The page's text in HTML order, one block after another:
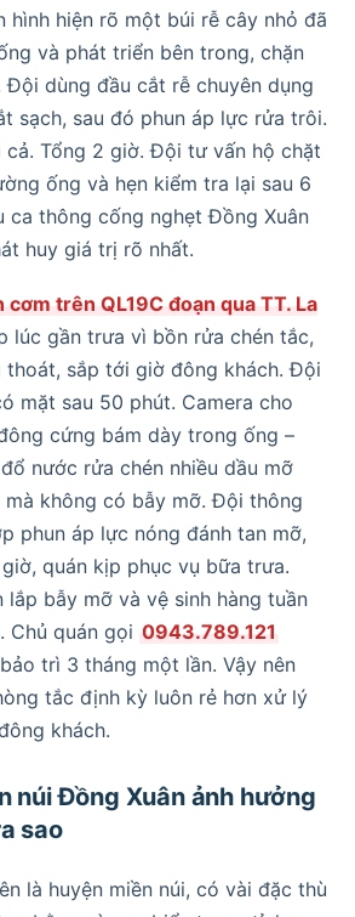
hình hiện rõ một búi rễ cây nhỏ đã
và phát triển bên trong, chặn
dùng đầu cắt rễ chuyên dụng
sạch, sau đó phun áp lực rửa trôi.
cả. Tổng 2 giờ. Đội tư vấn hộ chặt
ống và hẹn kiểm tra lại sau 6
ca thông cống nghẹt Đồng Xuân
huy giá trị rõ nhất.
cơm trên QL19C đoạn qua TT. La
lúc gần trưa vì bồn rửa chén tắc,
thoát, sắp tới giờ đông khách. Đội
mặt sau 50 phút. Camera cho
cứng bám dày trong ống –
nước rửa chén nhiều dầu mỡ
không có bẫy mỡ. Đội thông
phun áp lực nóng đánh tan mỡ,
quán kịp phục vụ bữa trưa.
lắp bẫy mỡ và vệ sinh hàng tuần
Chủ quán gọi 0943.789.121
trì 3 tháng một lần. Vậy nên
tắc định kỳ luôn rẻ hơn xử lý
khách.
núi Đồng Xuân ảnh hưởng
sao
là huyện miền núi, có vài đặc thù